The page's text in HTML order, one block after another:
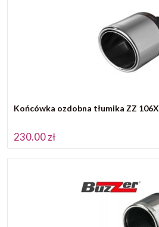
Końcówka ozdobna tłumika ZZ 106X
230.00 zł